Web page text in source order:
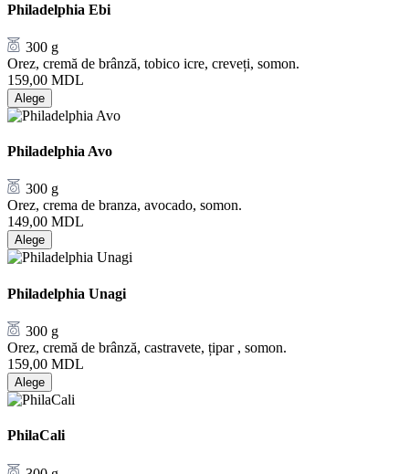
Philadelphia Ebi
300 g
Orez, cremă de brânză, tobico icre, creveți, somon.
159,00 MDL
Alege
Philadelphia Avo
300 g
Orez, crema de branza, avocado, somon.
149,00 MDL
Alege
Philadelphia Unagi
300 g
Orez, cremă de brânză, castravete, țipar , somon.
159,00 MDL
Alege
PhilaCali